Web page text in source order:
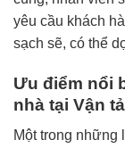
yêu cầu khách
sạch sẽ, có thể
Ưu điểm nổi
nhà tại Vận
Một trong